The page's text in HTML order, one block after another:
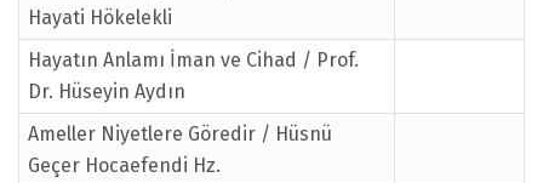
Hayati Hökelekli
Hayatın Anlamı İman ve Cihad / Prof.
Dr. Hüseyin Aydın
Ameller Niyetlere Göredir / Hüsnü
Geçer Hocaefendi Hz.